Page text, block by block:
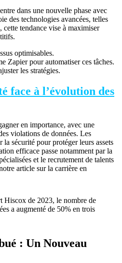
dans une nouvelle phase avec
des technologies avancées, telles
tendance vise à maximiser
optimisables.
Zapier pour automatiser ces tâches.
les stratégies.
face à l’évolution des
en importance, avec une
violations de données. Les
sécurité pour protéger leurs assets
efficace passe notamment par la
et le recrutement de talents
article sur la carrière en
Hiscox de 2023, le nombre de
a augmenté de 50% en trois
: Un Nouveau